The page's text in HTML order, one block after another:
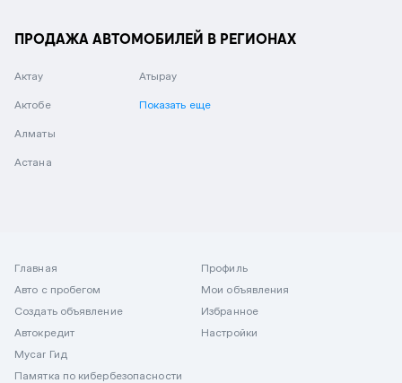
ПРОДАЖА АВТОМОБИЛЕЙ В РЕГИОНАХ
Актау
Актобе
Алматы
Астана
Атырау
Показать еще
Главная
Авто с пробегом
Создать объявление
Автокредит
Mycar Гид
Памятка по кибербезопасности
Профиль
Мои объявления
Избранное
Настройки